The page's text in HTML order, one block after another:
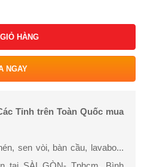
HÀNG
NGAY
Tỉnh trên Toàn Quốc mua
sen vòi, bàn cầu, lavabo...